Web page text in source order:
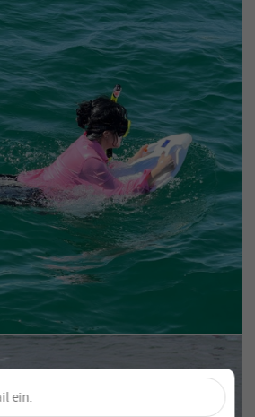
Rabatt – Jetzt abonnieren! ×